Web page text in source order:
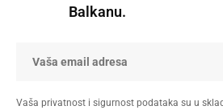
Balkanu.
Vaša privatnost i sigurnost podataka su u